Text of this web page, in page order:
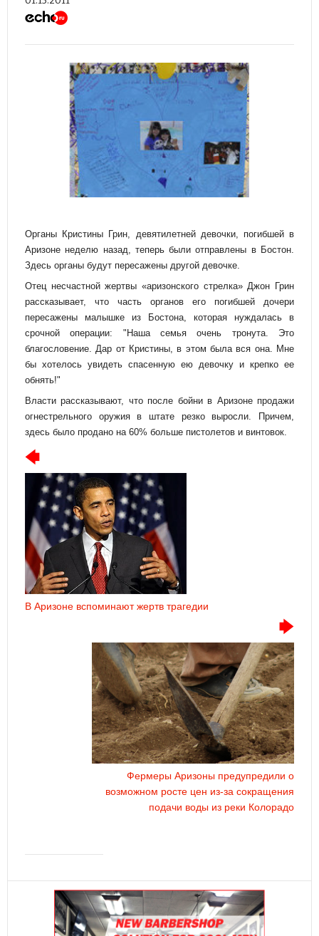
Органы Кристины Грин, девятилетней девочки, погибшей в
Аризоне неделю назад, теперь были отправлены в Бостон.
Здесь органы будут пересажены другой девочке.
Отец несчастной жертвы «аризонского стрелка» Джон Грин
рассказывает, что часть органов его погибшей дочери
пересажены малышке из Бостона, которая нуждалась в
срочной операции: "Наша семья очень тронута. Это
благословение. Дар от Кристины, в этом была вся она. Мне
бы хотелось увидеть спасенную ею девочку и крепко ее
обнять!"
Власти рассказывают, что после бойни в Аризоне продажи
огнестрельного оружия в штате резко выросли. Причем,
здесь было продано на 60% больше пистолетов и винтовок.
В Аризоне вспоминают жертв трагедии
Фермеры Аризоны предупредили о
возможном росте цен из-за сокращения
подачи воды из реки Колорадо